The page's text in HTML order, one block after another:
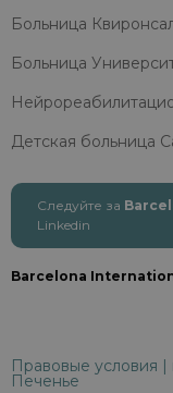
Больница
Больница
Детская больница
Следуйте за
Linkedin
Barcelona
Правовые условия |
Печенье